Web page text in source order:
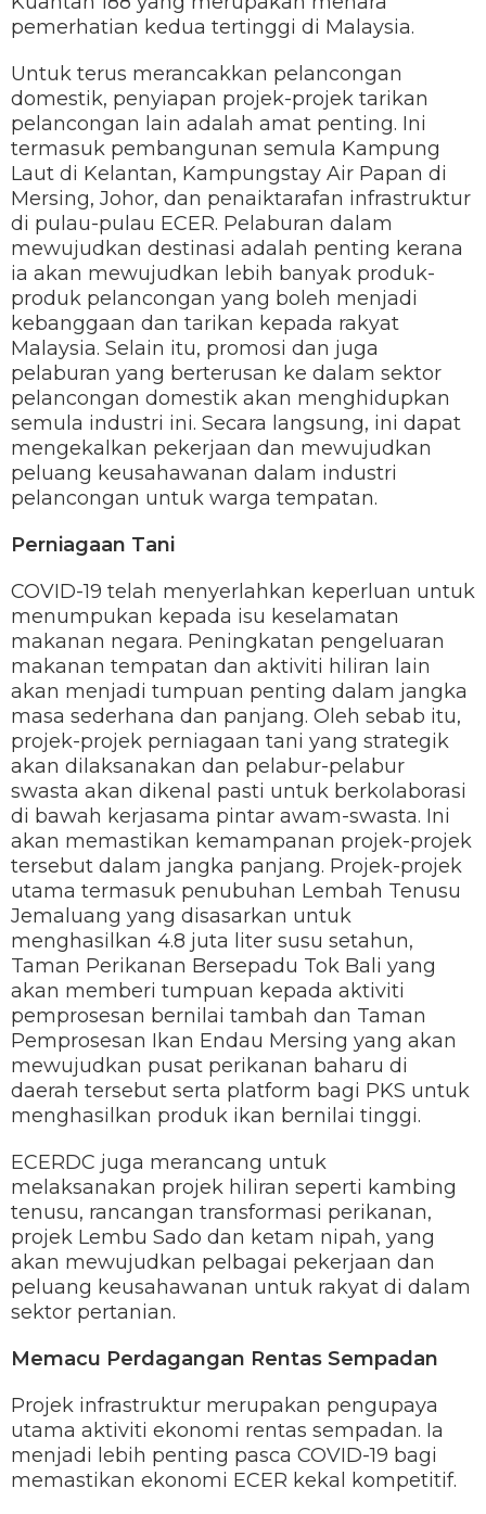
pemerhatian kedua tertinggi di Malaysia.
Untuk terus merancakkan pelancongan
domestik, penyiapan projek-projek tarikan
pelancongan lain adalah amat penting. Ini
termasuk pembangunan semula Kampung
Laut di Kelantan, Kampungstay Air Papan di
Mersing, Johor, dan penaiktarafan infrastruktur
di pulau-pulau ECER. Pelaburan dalam
mewujudkan destinasi adalah penting kerana
ia akan mewujudkan lebih banyak produk-
produk pelancongan yang boleh menjadi
kebanggaan dan tarikan kepada rakyat
Malaysia. Selain itu, promosi dan juga
pelaburan yang berterusan ke dalam sektor
pelancongan domestik akan menghidupkan
semula industri ini. Secara langsung, ini dapat
mengekalkan pekerjaan dan mewujudkan
peluang keusahawanan dalam industri
pelancongan untuk warga tempatan.
Perniagaan Tani
COVID-19 telah menyerlahkan keperluan untuk
menumpukan kepada isu keselamatan
makanan negara. Peningkatan pengeluaran
makanan tempatan dan aktiviti hiliran lain
akan menjadi tumpuan penting dalam jangka
masa sederhana dan panjang. Oleh sebab itu,
projek-projek perniagaan tani yang strategik
akan dilaksanakan dan pelabur-pelabur
swasta akan dikenal pasti untuk berkolaborasi
di bawah kerjasama pintar awam-swasta. Ini
akan memastikan kemampanan projek-projek
tersebut dalam jangka panjang. Projek-projek
utama termasuk penubuhan Lembah Tenusu
Jemaluang yang disasarkan untuk
menghasilkan 4.8 juta liter susu setahun,
Taman Perikanan Bersepadu Tok Bali yang
akan memberi tumpuan kepada aktiviti
pemprosesan bernilai tambah dan Taman
Pemprosesan Ikan Endau Mersing yang akan
mewujudkan pusat perikanan baharu di
daerah tersebut serta platform bagi PKS untuk
menghasilkan produk ikan bernilai tinggi.
ECERDC juga merancang untuk
melaksanakan projek hiliran seperti kambing
tenusu, rancangan transformasi perikanan,
projek Lembu Sado dan ketam nipah, yang
akan mewujudkan pelbagai pekerjaan dan
peluang keusahawanan untuk rakyat di dalam
sektor pertanian.
Memacu Perdagangan Rentas Sempadan
Projek infrastruktur merupakan pengupaya
utama aktiviti ekonomi rentas sempadan. Ia
menjadi lebih penting pasca COVID-19 bagi
memastikan ekonomi ECER kekal kompetitif.